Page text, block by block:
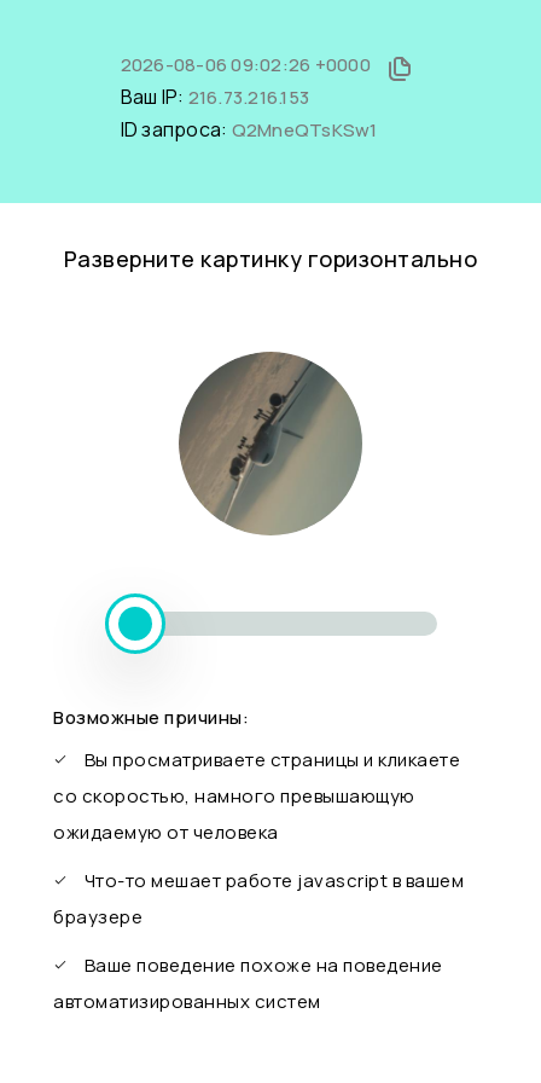
2026-08-06 09:02:26 +0000
Ваш IP: 216.73.216.153
ID запроса: Q2MneQTsKSw1
Разверните картинку горизонтально
Возможные причины:
Вы просматриваете страницы и кликаете
со скоростью, намного превышающую
ожидаемую от человека
Что-то мешает работе javascript в вашем
браузере
Ваше поведение похоже на поведение
автоматизированных систем